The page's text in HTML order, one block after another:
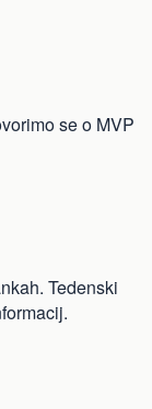
se o MVP
Tedenski